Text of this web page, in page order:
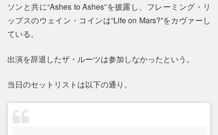
ソンと共に“Ashes to Ashes”を披露し、フレーミング・リ
ップスのウェイン・コインは“Life on Mars?”をカヴァーし
ている。
出演を辞退したザ・ルーツは参加しなかったという。
当日のセットリストは以下の通り。